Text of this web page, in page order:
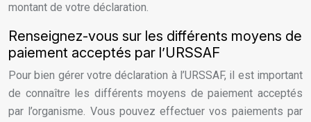
montant de votre déclaration.
Renseignez-vous sur les différents moyens de
paiement acceptés par l’URSSAF
Pour bien gérer votre déclaration à l’URSSAF, il est important
de connaître les différents moyens de paiement acceptés
par l’organisme. Vous pouvez effectuer vos paiements par